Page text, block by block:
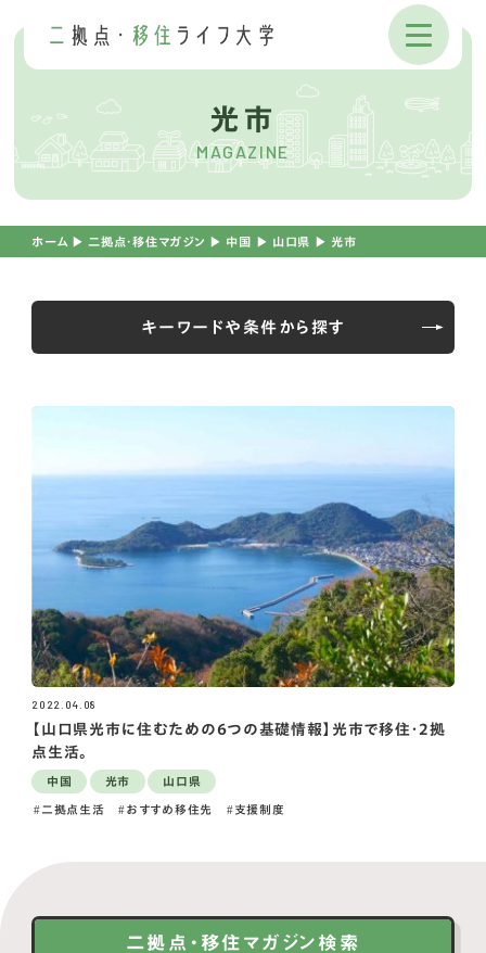
光市
MAGAZINE
ホーム ▶︎ 二拠点・移住マガジン ▶︎ 中国 ▶︎ 山口県 ▶︎光市
キーワードや条件から探す
2022.04.08
【山口県光市に住むための6つの基礎情報】光市で移住・2拠
点生活。
中国 光市 山口県
二拠点生活 おすすめ移住先 支援制度
二拠点・移住マガジン検索